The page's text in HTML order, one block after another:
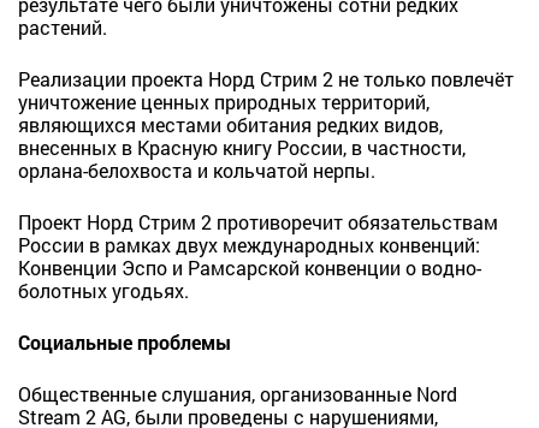
растений.
Реализации проекта Норд Стрим 2 не только повлечёт
уничтожение ценных природных территорий,
являющихся местами обитания редких видов,
внесенных в Красную книгу России, в частности,
орлана-белохвоста и кольчатой нерпы.
Проект Норд Стрим 2 противоречит обязательствам
России в рамках двух международных конвенций:
Конвенции Эспо и Рамсарской конвенции о водно-
болотных угодьях.
Социальные проблемы
Общественные слушания, организованные Nord
Stream 2 AG, были проведены с нарушениями,